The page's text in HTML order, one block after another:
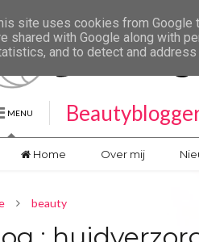
MENU
Home Over mij
beauty
site uses cookies from Google
shared with Google along with
and to detect and address